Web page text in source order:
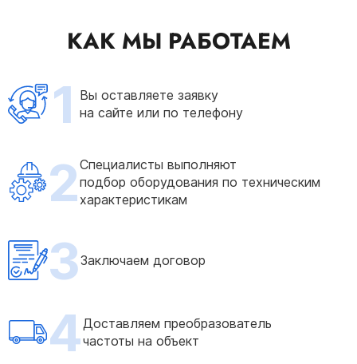
КАК МЫ РАБОТАЕМ
1 Вы оставляете заявку
на сайте или по телефону
2Специалисты выполняют
подбор оборудования по техническим
характеристикам
3Заключаем договор
4Доставляем преобразователь
частоты на объект